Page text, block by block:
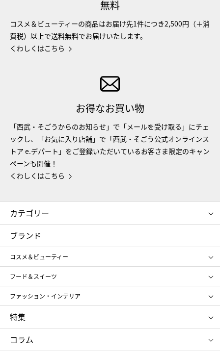
無料
コスメ＆ビューティーの商品はお届け先1件につき2,500円（＋消
費税）以上で送料無料でお届けいたします。
くわしくはこちら
お得なお買い物
「西武・そごうからのお知らせ」で「メールを受け取る」にチェ
ックし、「お気に入り店舗」で「西武・そごう公式オンラインス
トア e.デパート」をご登録いただいているお客さま限定のキャン
ペーンも開催！
くわしくはこちら
カテゴリー
コスメ＆ビューティー
ギフト
レディース
メンズ
スポーツ・アウトドア
お中元
お歳暮
ブランド
コスメ＆ビューティー
SHISEIDO
ポール&ジョー ボーテ
ジルスチュアート
NARS
RMK
クリニーク
SK-Ⅱ
フード＆スイーツ
アンリ・シャルパンティエ
ゴディバ
新宿高野
たねや
ねんりん家
ファッション・インテリア
ポロ ラルフ ローレン
タケオ キクチ
ママ＆キッズ
シュタイフ
特集
お中元
ひな人形
五月人形
コラム